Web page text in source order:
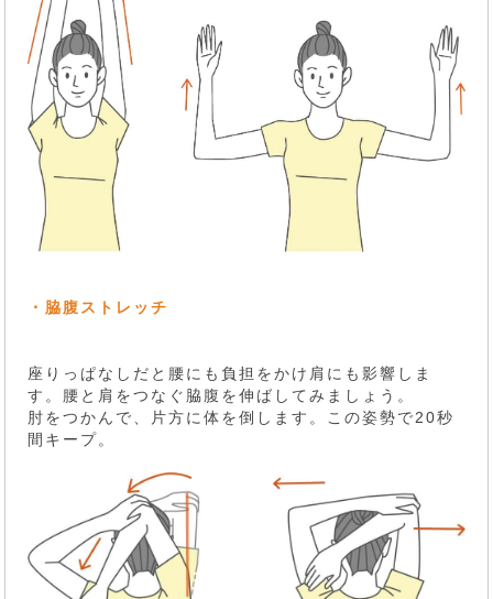
・脇腹ストレッチ
座りっぱなしだと腰にも負担をかけ肩にも影響しま
す。腰と肩をつなぐ脇腹を伸ばしてみましょう。
肘をつかんで、片方に体を倒します。この姿勢で20秒
間キープ。